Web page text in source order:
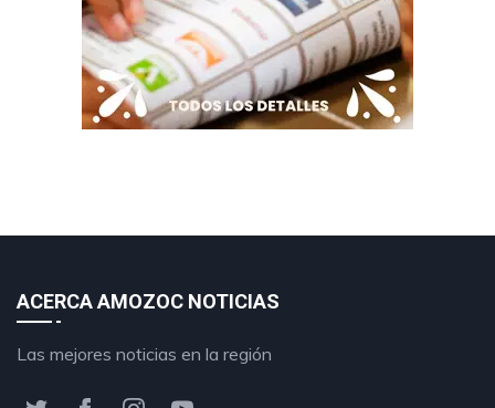
ACERCA AMOZOC NOTICIAS
Las mejores noticias en la región